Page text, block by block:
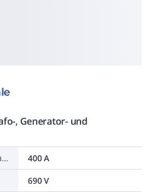
, Generator- und
Bemessungsdauerstrom Iu
400 A
690 V